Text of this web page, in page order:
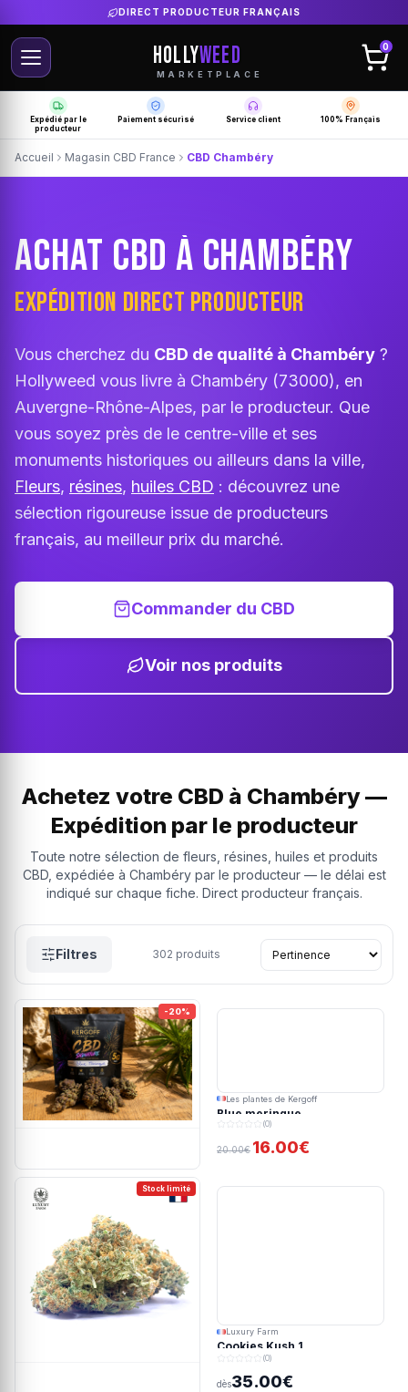
LIVRAISON GRATUITE SELON PRODUCTEUR
HOLLYWEED
MARKETPLACE
0
Expédié par le
producteur
Paiement sécurisé Service client 100% Français
Accueil Magasin CBD France CBD Chambéry
ACHAT CBD À CHAMBÉRY
EXPÉDITION DIRECT PRODUCTEUR
Vous cherchez du CBD de qualité à Chambéry ?
Hollyweed vous livre à Chambéry (73000), en
Auvergne-Rhône-Alpes, par le producteur. Que
vous soyez près de le centre-ville et ses
monuments historiques ou ailleurs dans la ville,
Fleurs, résines, huiles CBD : découvrez une
sélection rigoureuse issue de producteurs
français, au meilleur prix du marché.
Commander du CBD
Voir nos produits
Achetez votre CBD à Chambéry —
Expédition par le producteur
Toute notre sélection de fleurs, résines, huiles et produits
CBD, expédiée à Chambéry par le producteur — le délai est
indiqué sur chaque fiche. Direct producteur français.
Filtres 302 produits
-20%
Les plantes de Kergoff
Blue meringue
(0)
20.00€ 16.00€
Stock limité
Luxury Farm
Cookies Kush 1
(0)
dès35.00€